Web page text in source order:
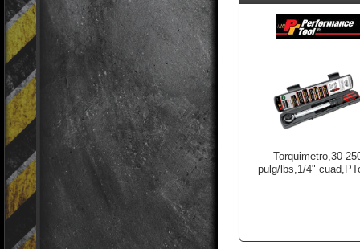
Torquimetro,30-
pulg/lbs,1/4"